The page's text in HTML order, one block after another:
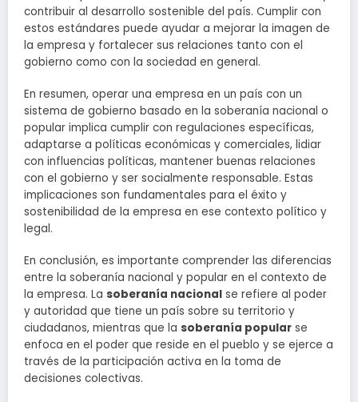
contribuir al desarrollo sostenible del país. Cumplir con
estos estándares puede ayudar a mejorar la imagen de
la empresa y fortalecer sus relaciones tanto con el
gobierno como con la sociedad en general.
En resumen, operar una empresa en un país con un
sistema de gobierno basado en la soberanía nacional o
popular implica cumplir con regulaciones específicas,
adaptarse a políticas económicas y comerciales, lidiar
con influencias políticas, mantener buenas relaciones
con el gobierno y ser socialmente responsable. Estas
implicaciones son fundamentales para el éxito y
sostenibilidad de la empresa en ese contexto político y
legal.
En conclusión, es importante comprender las diferencias
entre la soberanía nacional y popular en el contexto de
la empresa. La soberanía nacional se refiere al poder
y autoridad que tiene un país sobre su territorio y
ciudadanos, mientras que la soberanía popular se
enfoca en el poder que reside en el pueblo y se ejerce a
través de la participación activa en la toma de
decisiones colectivas.